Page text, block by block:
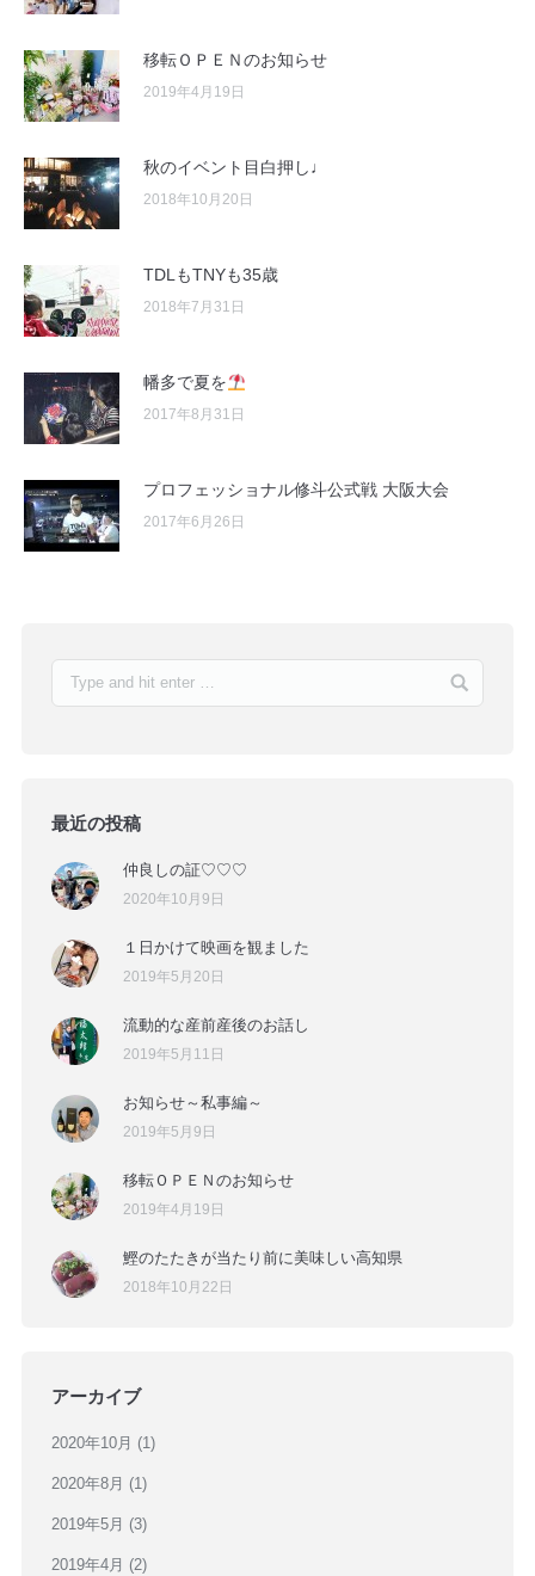
移転ＯＰＥＮのお知らせ
2019年4月19日
秋のイベント目白押し♩
2018年10月20日
TDLもTNYも35歳
2018年7月31日
幡多で夏を
2017年8月31日
プロフェッショナル修斗公式戦 大阪大会
2017年6月26日
最近の投稿
仲良しの証♡♡♡
2020年10月9日
１日かけて映画を観ました
2019年5月20日
流動的な産前産後のお話し
2019年5月11日
お知らせ～私事編～
2019年5月9日
移転ＯＰＥＮのお知らせ
2019年4月19日
鰹のたたきが当たり前に美味しい高知県
2018年10月22日
アーカイブ
2020年10月 (1)
2020年8月 (1)
2019年5月 (3)
2019年4月 (2)